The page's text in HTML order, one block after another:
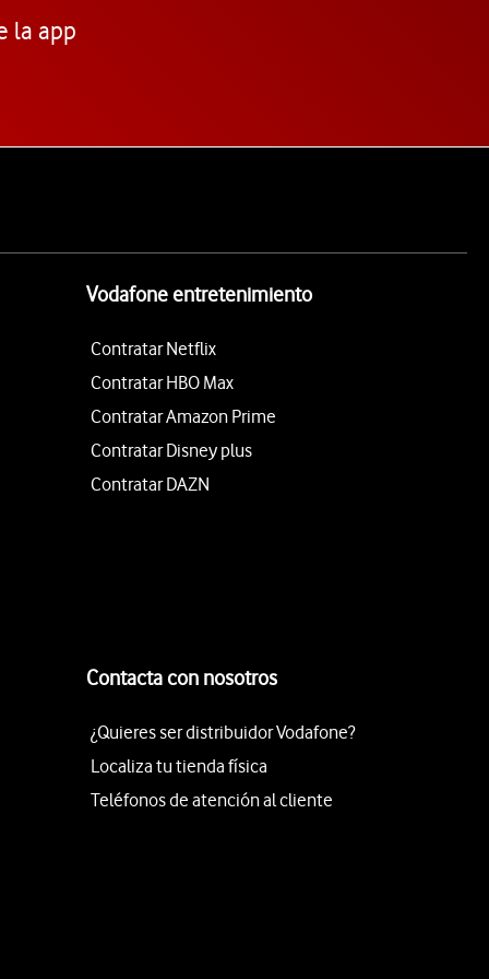
la app
Vodafone entretenimiento
Contratar Netflix
Contratar HBO Max
Contratar Amazon Prime
Contratar Disney plus
Contratar DAZN
Contacta con nosotros
¿Quieres ser distribuidor Vodafone?
Localiza tu tienda física
Teléfonos de atención al cliente